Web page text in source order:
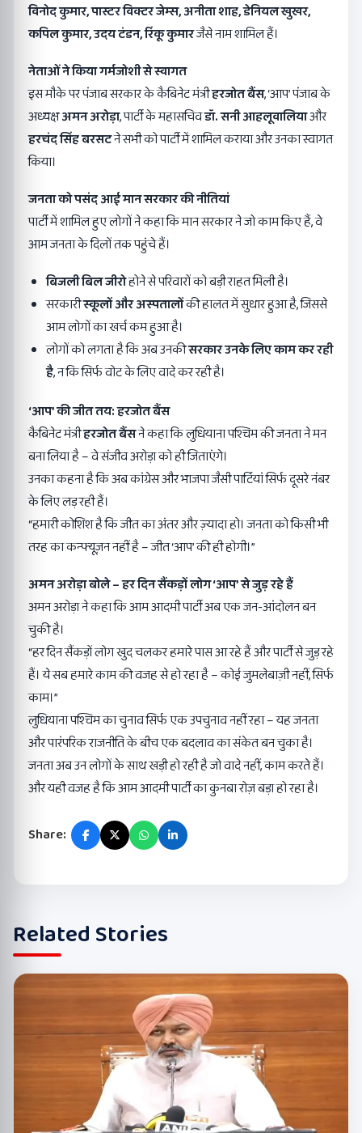
विनोद कुमार,पास्टर विक्टर जेम्स,अनीता शाह,डेनियल खुखर,
कपिल कुमार,उदय टंडन,रिंकू कुमारजैसे नाम शामिल हैं।
नेताओं ने किया गर्मजोशी से स्वागत
इस मौके पर पंजाब सरकार के कैबिनेट मंत्रीहरजोत बैंस, ‘आप’ पंजाब के
अध्यक्षअमन अरोड़ा, पार्टी के महासचिवडॉ. सनी आहलूवालियाऔर
हरचंद सिंह बरसटने सभी को पार्टी में शामिल कराया और उनका स्वागत
किया।
जनता को पसंद आई मान सरकार की नीतियां
पार्टी में शामिल हुए लोगों ने कहा कि मान सरकार ने जो काम किए हैं, वे
आम जनता के दिलों तक पहुंचे हैं।
बिजली बिल जीरोहोने से परिवारों को बड़ी राहत मिली है।
सरकारीस्कूलों और अस्पतालोंकी हालत में सुधार हुआ है, जिससे
आम लोगों का खर्च कम हुआ है।
लोगों को लगता है कि अब उनकीसरकार उनके लिए काम कर रही
है, न कि सिर्फ वोट के लिए वादे कर रही है।
‘आप’की जीत तय: हरजोत बैंस
कैबिनेट मंत्रीहरजोत बैंसने कहा कि लुधियाना पश्चिम की जनता ने मन
बना लिया है – वे संजीव अरोड़ा को ही जिताएंगे।
उनका कहना है कि अब कांग्रेस और भाजपा जैसी पार्टियां सिर्फ दूसरे नंबर
के लिए लड़ रही हैं।
“हमारी कोशिश है कि जीत का अंतर और ज़्यादा हो। जनता को किसी भी
तरह का कन्फ्यूज़न नहीं है – जीत ‘आप’ की ही होगी।”
अमन अरोड़ा बोले –हर दिन सैंकड़ों लोग ‘आप’से जुड़ रहे हैं
अमन अरोड़ा ने कहा कि आम आदमी पार्टी अब एक जन-आंदोलन बन
चुकी है।
“हर दिन सैंकड़ों लोग खुद चलकर हमारे पास आ रहे हैं और पार्टी से जुड़ रहे
हैं। ये सब हमारे काम की वजह से हो रहा है – कोई जुमलेबाज़ी नहीं, सिर्फ
काम।”
लुधियाना पश्चिम का चुनाव सिर्फ एक उपचुनाव नहीं रहा – यह जनता
और पारंपरिक राजनीति के बीच एक बदलाव का संकेत बन चुका है।
जनता अब उन लोगों के साथ खड़ी हो रही है जो वादे नहीं, काम करते हैं।
और यही वजह है कि आम आदमी पार्टी का कुनबा रोज़ बड़ा हो रहा है।
Share:
Related Stories